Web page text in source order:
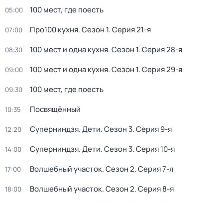
05:00 100 мест, где поесть
07:00 Про100 кухня. Сезон 1. Серия 21-я
08:30 100 мест и одна кухня. Сезон 1. Серия 28-я
09:00 100 мест и одна кухня. Сезон 1. Серия 29-я
09:30 100 мест, где поесть
10:35 Посвящённый
12:20 Суперниндзя. Дети. Сезон 3. Серия 9-я
14:00 Суперниндзя. Дети. Сезон 3. Серия 10-я
17:00 Волшебный участок. Сезон 2. Серия 7-я
18:00 Волшебный участок. Сезон 2. Серия 8-я